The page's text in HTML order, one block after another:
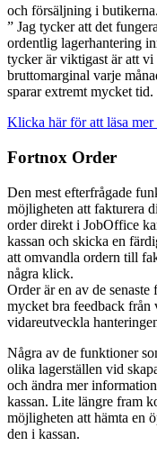
och försäljning i butikerna.
” Jag tycker att det
ordentlig lagerhantering
tycker är viktigast är att
bruttomarginal varje
sparar extremt mycket tid.
Klicka här för att läsa mer
Fortnox Order
Den mest efterfrågade
möjligheten att fakturera
order direkt i JobOffice
kassan och skicka en
att omvandla ordern till
några klick.
Order är en av de
mycket bra feedback från
vidareutveckla
Några av de funktioner
olika lagerställen vid
och ändra mer
kassan. Lite längre fram
möjligheten att hämta en
den i kassan.